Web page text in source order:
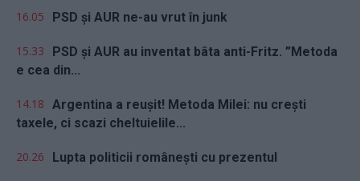
16.05 PSD și AUR ne-au vrut în junk
15.33
PSD și AUR au inventat bâta anti-Fritz. ”Metoda
e cea din...
14.18 Argentina a reușit! Metoda Milei: nu crești
taxele, ci scazi cheltuielile...
20.26 Lupta politicii românești cu prezentul